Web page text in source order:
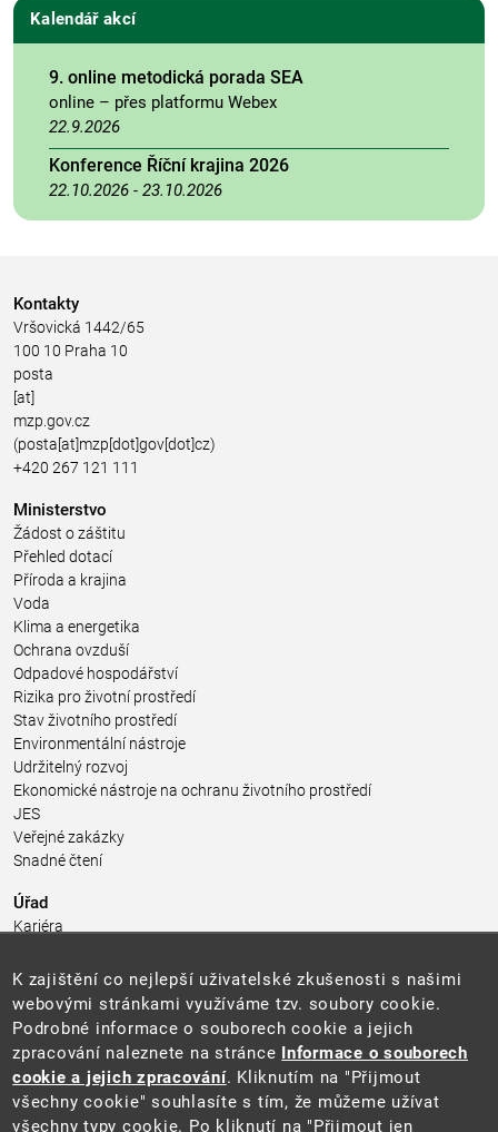
Kalendář akcí
9. online metodická porada SEA
online – přes platformu Webex
22.9.2026
Konference Říční krajina 2026
22.10.2026 - 23.10.2026
Kontakty
Vršovická 1442/65
100 10 Praha 10
posta
[at]
mzp.gov.cz
(posta[at]mzp[dot]gov[dot]cz)
+420 267 121 111
Ministerstvo
Žádost o záštitu
Přehled dotací
Příroda a krajina
Voda
Klima a energetika
Ochrana ovzduší
Odpadové hospodářství
Rizika pro životní prostředí
Stav životního prostředí
Environmentální nástroje
Udržitelný rozvoj
Ekonomické nástroje na ochranu životního prostředí
JES
Veřejné zakázky
Snadné čtení
Úřad
Kariéra
Pro média a veřejnost
Povinně zveřejňované informace
Kontakty
Přistupnost budovy úřadu MŽP
(PDF, 204 kB)
Web
Aktuality
K zajištění co nejlepší uživatelské zkušenosti s našimi
webovými stránkami využíváme tzv. soubory cookie.
Podrobné informace o souborech cookie a jejich
zpracování naleznete na stránce Informace o souborech
cookie a jejich zpracování. Kliknutím na "Přijmout
všechny cookie" souhlasíte s tím, že můžeme užívat
všechny typy cookie. Po kliknutí na "Přijmout jen